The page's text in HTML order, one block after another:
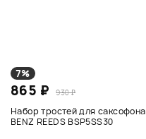
7%
865 ₽ 930 ₽
Набор тростей для саксофона
BENZ REEDS BSP5SS30